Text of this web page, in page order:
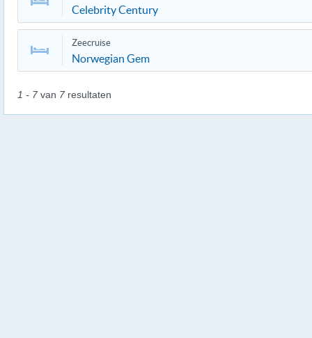
Celebrity Century
Zeecruise
Norwegian Gem
1 - 7 van 7 resultaten